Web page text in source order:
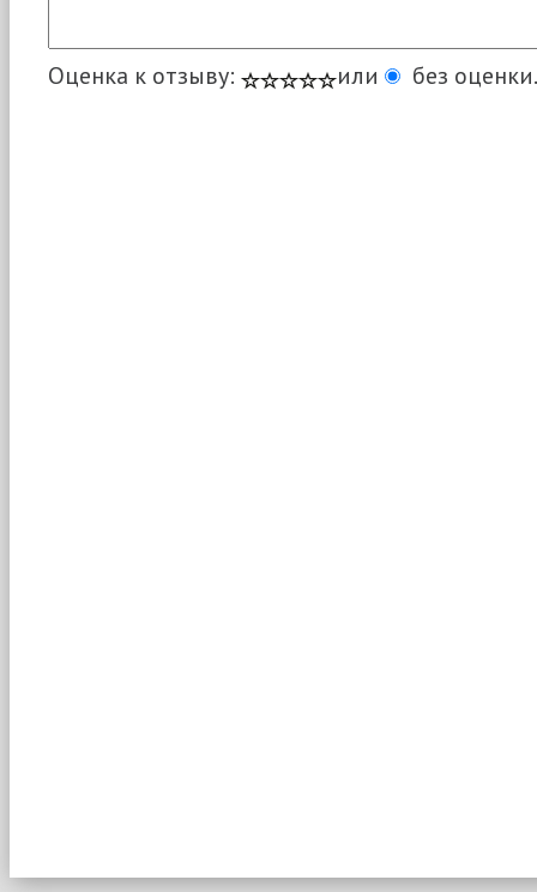
Оценка к отзыву: или без оценки.